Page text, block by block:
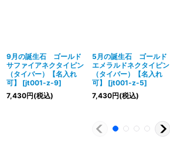
9月の誕生石 ゴールド
サファイアネクタイピン
（タイバー）【名入れ
可】
[jt001-z-9]
7,430円(税込)
5月の誕生石 ゴールド
エメラルドネクタイピン
（タイバー）【名入れ
可】
[jt001-z-5]
7,430円(税込)